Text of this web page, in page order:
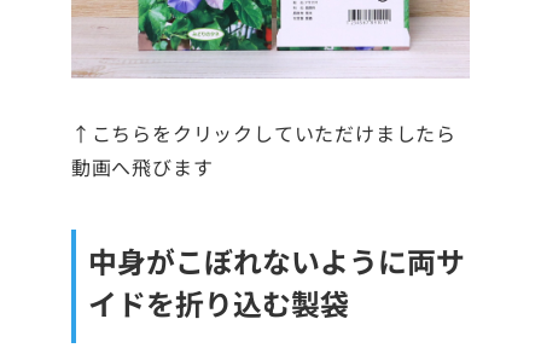
↑こちらをクリックしていただけましたら
動画へ飛びます
中身がこぼれないように両サ
イドを折り込む製袋